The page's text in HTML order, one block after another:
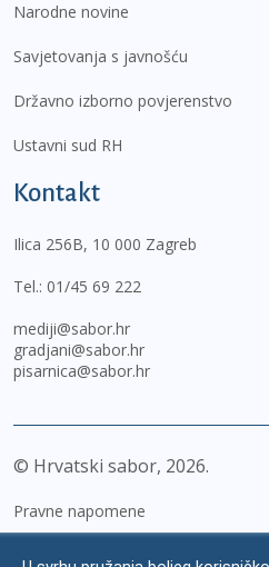
Narodne novine
Savjetovanja s javnošću
Državno izborno povjerenstvo
Ustavni sud RH
Kontakt
Ilica 256B, 10 000 Zagreb
Tel.: 01/45 69 222
mediji@sabor.hr
gradjani@sabor.hr
pisarnica@sabor.hr
© Hrvatski sabor, 2026
Pravne napomene